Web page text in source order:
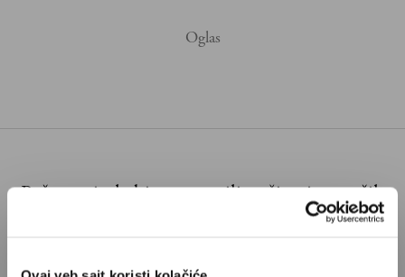
Poštovani, da biste nastavili sa čitanjem naših
premium sadržaja, neophodno je da